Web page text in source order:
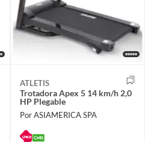
ATLETIS
Trotadora Apex 5 14 km/h 2,0
HP Plegable
Por ASIAMERICA SPA